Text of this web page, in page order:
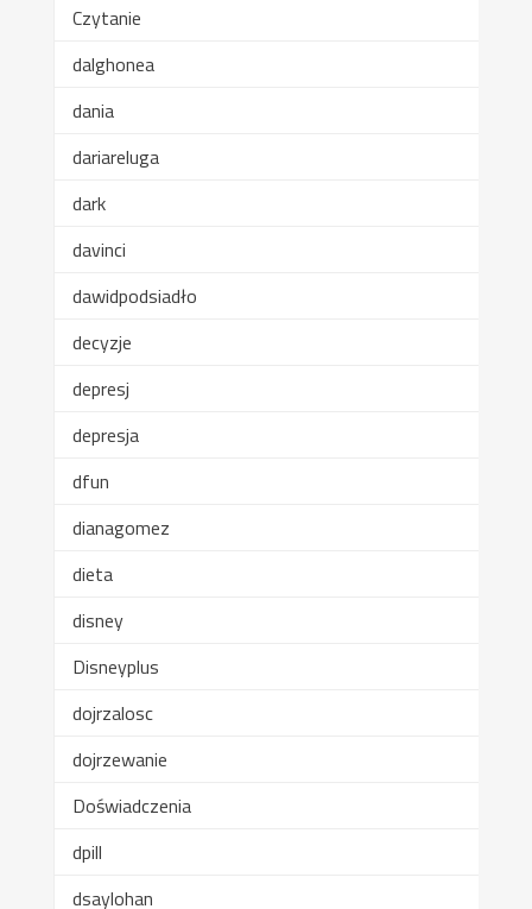
Czytanie
dalghonea
dania
dariareluga
dark
davinci
dawidpodsiadło
decyzje
depresj
depresja
dfun
dianagomez
dieta
disney
Disneyplus
dojrzalosc
dojrzewanie
Doświadczenia
dpill
dsaylohan